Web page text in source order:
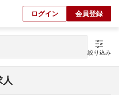
ログイン 会員登録
絞り込み
人